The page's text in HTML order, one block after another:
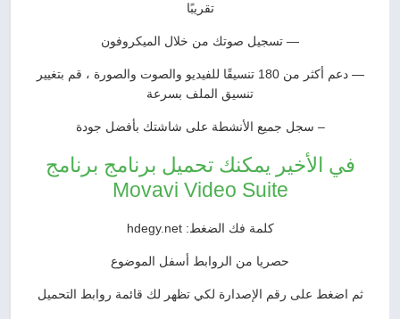
تقريبًا
— تسجيل صوتك من خلال الميكروفون
— دعم أكثر من 180 تنسيقًا للفيديو والصوت والصورة ، قم بتغيير
تنسيق الملف بسرعة
– سجل جميع الأنشطة على شاشتك بأفضل جودة
في الأخير يمكنك تحميل برنامج برنامج
Movavi Video Suite
كلمة فك الضغط: hdegy.net
حصريا من الروابط أسفل الموضوع
ثم اضغط على رقم الإصدارة لكي تظهر لك قائمة روابط التحميل